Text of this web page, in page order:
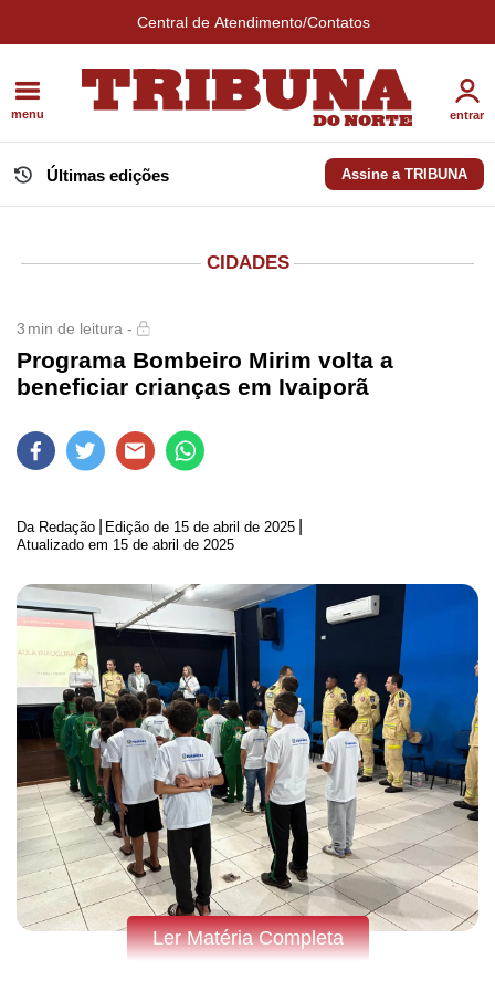
Central de Atendimento/Contatos
menu entrar
Últimas edições Assine a TRIBUNA
CIDADES
3 min de leitura -
Programa Bombeiro Mirim volta a
beneficiar crianças em Ivaiporã
Da Redação Edição de 15 de abril de 2025
Atualizado em 15 de abril de 2025
Ler Matéria Completa